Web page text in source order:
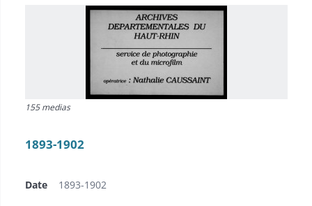
155 medias
1893-1902
Date 1893-1902